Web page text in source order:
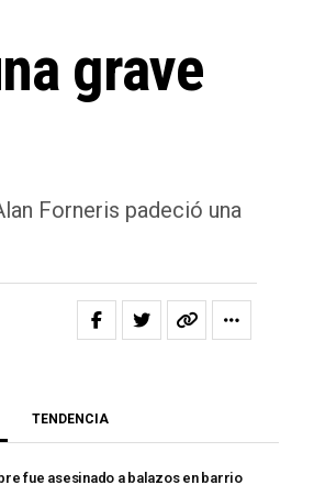
grave
Forneris padeció una
TENDENCIA
fue asesinado a balazos en barrio